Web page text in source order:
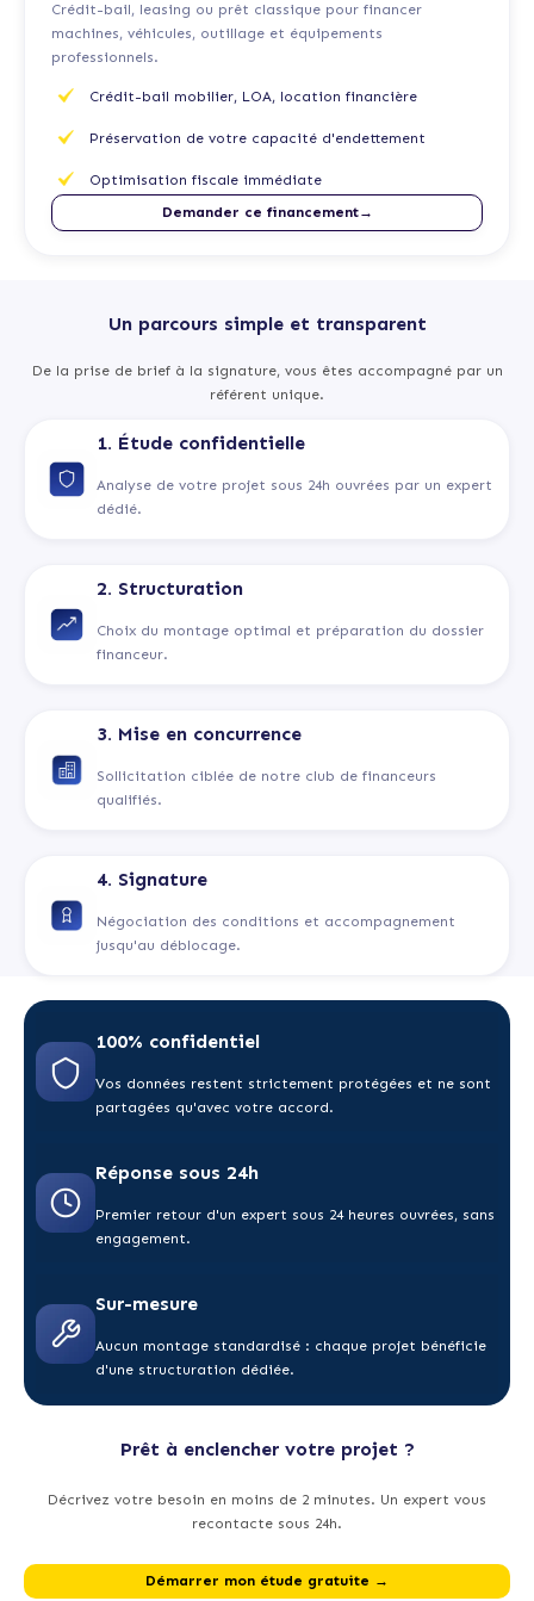
Crédit-bail, leasing ou prêt classique pour financer
machines, véhicules, outillage et équipements
professionnels.
Crédit-bail mobilier, LOA, location financière
Préservation de votre capacité d'endettement
Optimisation fiscale immédiate
Demander ce financement→
Un parcours simple et transparent
De la prise de brief à la signature, vous êtes accompagné par un
référent unique.
1. Étude confidentielle
Analyse de votre projet sous 24h ouvrées par un expert
dédié.
2. Structuration
Choix du montage optimal et préparation du dossier
financeur.
3. Mise en concurrence
Sollicitation ciblée de notre club de financeurs
qualifiés.
4. Signature
Négociation des conditions et accompagnement
jusqu'au déblocage.
100% confidentiel
Vos données restent strictement protégées et ne sont
partagées qu'avec votre accord.
Réponse sous 24h
Premier retour d'un expert sous 24 heures ouvrées, sans
engagement.
Sur-mesure
Aucun montage standardisé : chaque projet bénéficie
d'une structuration dédiée.
Prêt à enclencher votre projet ?
Décrivez votre besoin en moins de 2 minutes. Un expert vous
recontacte sous 24h.
Démarrer mon étude gratuite →